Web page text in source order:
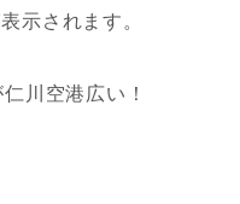
示されます。
川空港広い！